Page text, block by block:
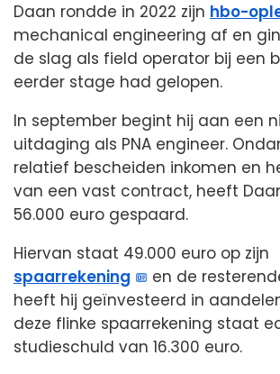
Daan rondde in 2022 zijn hbo-
mechanical engineering af en
de slag als field operator bij een
eerder stage had gelopen.
In september begint hij aan een
uitdaging als PNA engineer.
relatief bescheiden inkomen en
van een vast contract, heeft
56.000 euro gespaard.
Hiervan staat 49.000 euro op zijn
spaarrekening
en de
heeft hij geïnvesteerd in
deze flinke spaarrekening staat
studieschuld van 16.300 euro.